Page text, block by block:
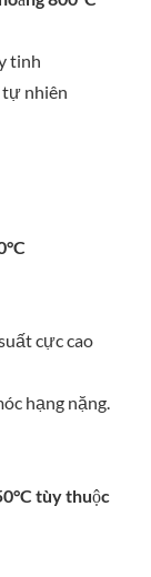
tinh
nhiên
cực cao
hạng nặng.
tùy thuộc